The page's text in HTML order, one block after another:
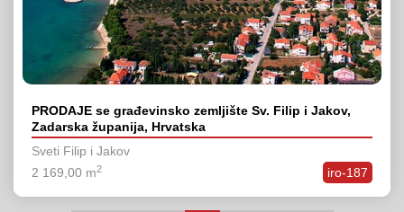
PRODAJE se građevinsko zemljište Sv. Filip i Jakov,
Zadarska županija, Hrvatska
Sveti Filip i Jakov
iro-187
2 169,00 m2